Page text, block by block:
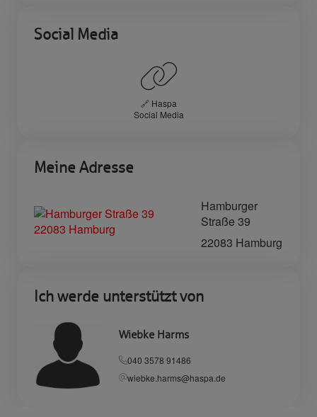
Social Media
🔗 Haspa
Social Media
Meine Adresse
Hamburger
Straße 39
22083 Hamburg
Ich werde unterstützt von
Wiebke Harms
040 3578 91486
wiebke.harms@haspa.de